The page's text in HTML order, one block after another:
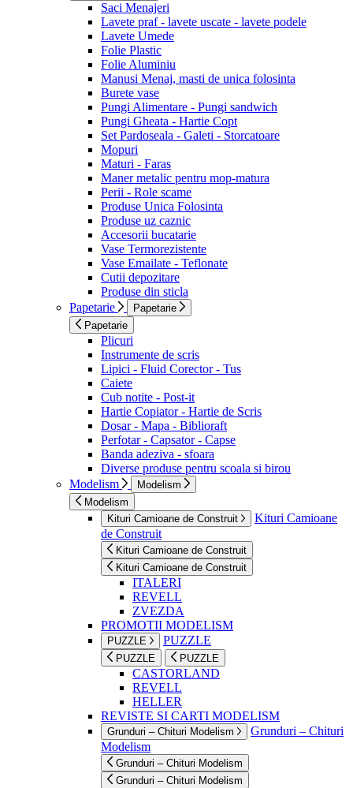
Saci Menajeri
Lavete praf - lavete uscate - lavete podele
Lavete Umede
Folie Plastic
Folie Aluminiu
Manusi Menaj, masti de unica folosinta
Burete vase
Pungi Alimentare - Pungi sandwich
Pungi Gheata - Hartie Copt
Set Pardoseala - Galeti - Storcatoare
Mopuri
Maturi - Faras
Maner metalic pentru mop-matura
Perii - Role scame
Produse Unica Folosinta
Produse uz caznic
Accesorii bucatarie
Vase Termorezistente
Vase Emailate - Teflonate
Cutii depozitare
Produse din sticla
Papetarie
Papetarie
Papetarie
Plicuri
Instrumente de scris
Lipici - Fluid Corector - Tus
Caiete
Cub notite - Post-it
Hartie Copiator - Hartie de Scris
Dosar - Mapa - Biblioraft
Perfotar - Capsator - Capse
Banda adeziva - sfoara
Diverse produse pentru scoala si birou
Modelism
Modelism
Modelism
Kituri Camioane de Construit
Kituri Camioane
de Construit
Kituri Camioane de Construit
Kituri Camioane de Construit
ITALERI
REVELL
ZVEZDA
PROMOTII MODELISM
PUZZLE PUZZLE
PUZZLE PUZZLE
CASTORLAND
REVELL
HELLER
REVISTE SI CARTI MODELISM
Grunduri – Chituri Modelism
Grunduri – Chituri
Modelism
Grunduri – Chituri Modelism
Grunduri – Chituri Modelism